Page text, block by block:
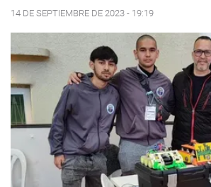
14 DE SEPTIEMBRE DE 2023 - 19:19